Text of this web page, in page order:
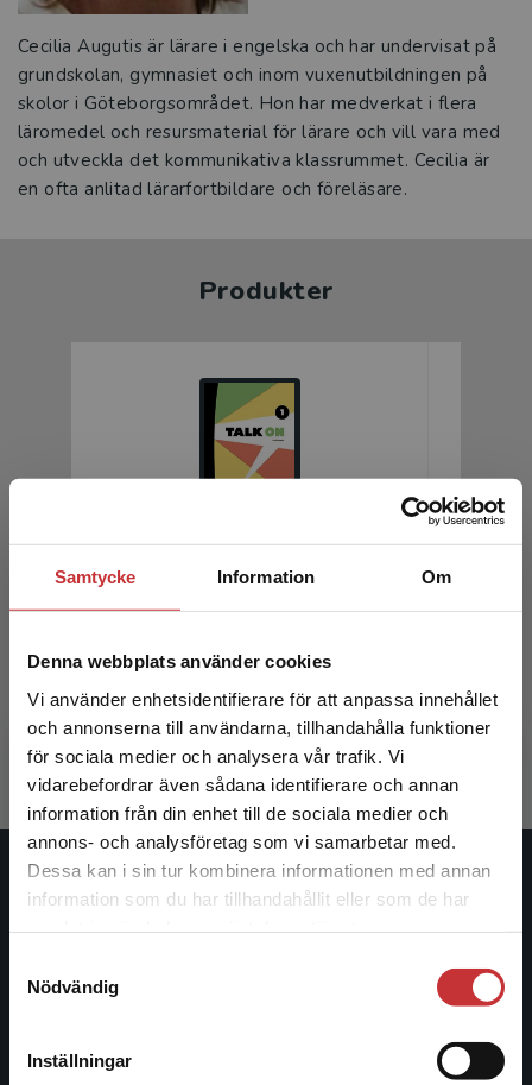
Samtycke Information Om
Denna webbplats använder cookies
Vi använder enhetsidentifierare för att anpassa innehållet
och annonserna till användarna, tillhandahålla funktioner
för sociala medier och analysera vår trafik. Vi
vidarebefordrar även sådana identifierare och annan
information från din enhet till de sociala medier och
annons- och analysföretag som vi samarbetar med.
Dessa kan i sin tur kombinera informationen med annan
information som du har tillhandahållit eller som de har
Nödvändig
Inställningar
Begränsad fraktregion
Det verkar som att du besöker
studentlitteratur.se via en enhet utanför Sverige.
Vi erbjuder inte leveranser utanför Sverige. För
att kunna slutföra ett köp måste
Cecilia Augutis är lärare i engelska och har undervisat på
grundskolan, gymnasiet och inom vuxenutbildningen på
skolor i Göteborgsområdet. Hon har medverkat i flera
läromedel och resursmaterial för lärare och vill vara med
och utveckla det kommunikativa klassrummet. Cecilia är
en ofta anlitad lärarfortbildare och föreläsare.
Produkter
Talk On 1 - Digital lärarlicens 12
Augutis, Cecilia
248 krinkl. moms
Exkl. moms: 234 kr
Ears
413 kr
Studentlitteratur
ledande utbildningsförlag. Med läromedel, kurslitteratur,
facklitteratur, utbildningar och digitala
längs hela kunskapsresan.